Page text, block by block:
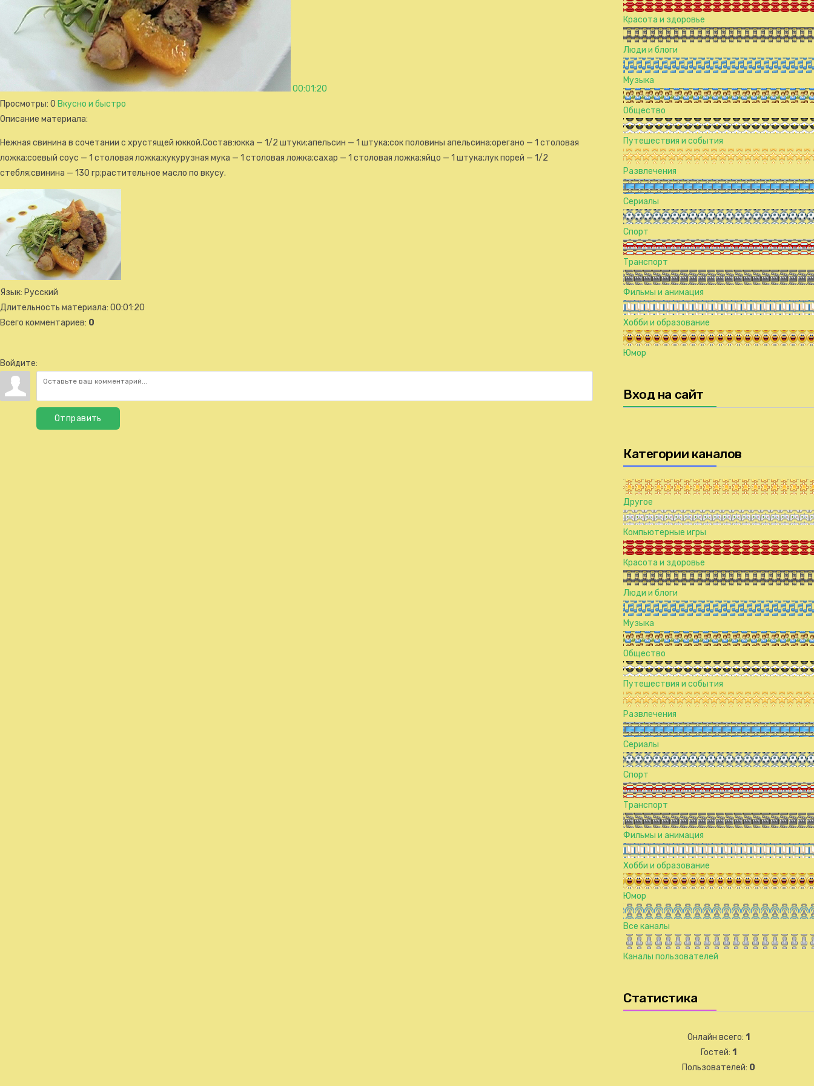
00:01:20
Просмотры: 0 Вкусно и быстро
Описание материала:
Нежная свинина в сочетании с хрустящей юккой.Состав:юкка — 1/2 штуки;апельсин — 1 штука;сок половины апельсина;орегано — 1 столовая
ложка;соевый соус — 1 столовая ложка;кукурузная мука — 1 столовая ложка;сахар — 1 столовая ложка;яйцо — 1 штука;лук порей — 1/2
стебля;свинина — 130 гр;растительное масло по вкусу.
Язык: Русский
Длительность материала: 00:01:20
Всего комментариев: 0
Войдите:
Отправить
Красота и здоровье
Люди и блоги
Музыка
Общество
Путешествия и события
Развлечения
Сериалы
Спорт
Транспорт
Фильмы и анимация
Хобби и образование
Юмор
Вход на сайт
Категории каналов
Другое
Компьютерные игры
Красота и здоровье
Люди и блоги
Музыка
Общество
Путешествия и события
Развлечения
Сериалы
Спорт
Транспорт
Фильмы и анимация
Хобби и образование
Юмор
Все каналы
Каналы пользователей
Статистика
Онлайн всего: 1
Гостей: 1
Пользователей: 0